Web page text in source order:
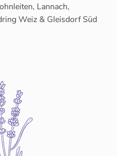
Lannach,
Weiz & Gleisdorf Süd